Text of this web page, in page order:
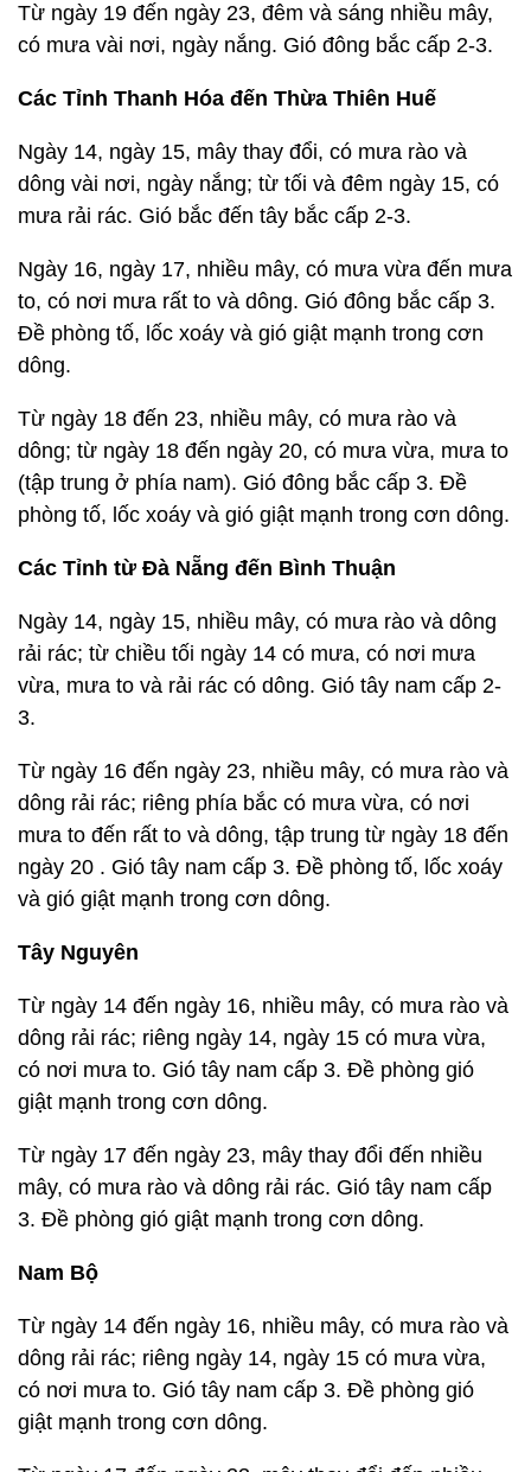
Từ ngày 19 đến ngày 23, đêm và sáng nhiều mây,
có mưa vài nơi, ngày nắng. Gió đông bắc cấp 2-3.
Các Tỉnh Thanh Hóa đến Thừa Thiên Huế
Ngày 14, ngày 15, mây thay đổi, có mưa rào và
dông vài nơi, ngày nắng; từ tối và đêm ngày 15, có
mưa rải rác. Gió bắc đến tây bắc cấp 2-3.
Ngày 16, ngày 17, nhiều mây, có mưa vừa đến mưa
to, có nơi mưa rất to và dông. Gió đông bắc cấp 3.
Đề phòng tố, lốc xoáy và gió giật mạnh trong cơn
dông.
Từ ngày 18 đến 23, nhiều mây, có mưa rào và
dông; từ ngày 18 đến ngày 20, có mưa vừa, mưa to
(tập trung ở phía nam). Gió đông bắc cấp 3. Đề
phòng tố, lốc xoáy và gió giật mạnh trong cơn dông.
Các Tỉnh từ Đà Nẵng đến Bình Thuận
Ngày 14, ngày 15, nhiều mây, có mưa rào và dông
rải rác; từ chiều tối ngày 14 có mưa, có nơi mưa
vừa, mưa to và rải rác có dông. Gió tây nam cấp 2-
3.
Từ ngày 16 đến ngày 23, nhiều mây, có mưa rào và
dông rải rác; riêng phía bắc có mưa vừa, có nơi
mưa to đến rất to và dông, tập trung từ ngày 18 đến
ngày 20 . Gió tây nam cấp 3. Đề phòng tố, lốc xoáy
và gió giật mạnh trong cơn dông.
Tây Nguyên
Từ ngày 14 đến ngày 16, nhiều mây, có mưa rào và
dông rải rác; riêng ngày 14, ngày 15 có mưa vừa,
có nơi mưa to. Gió tây nam cấp 3. Đề phòng gió
giật mạnh trong cơn dông.
Từ ngày 17 đến ngày 23, mây thay đổi đến nhiều
mây, có mưa rào và dông rải rác. Gió tây nam cấp
3. Đề phòng gió giật mạnh trong cơn dông.
Nam Bộ
Từ ngày 14 đến ngày 16, nhiều mây, có mưa rào và
dông rải rác; riêng ngày 14, ngày 15 có mưa vừa,
có nơi mưa to. Gió tây nam cấp 3. Đề phòng gió
giật mạnh trong cơn dông.